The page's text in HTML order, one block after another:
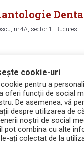
cookie-uri
pentru a
oferi funcții de social
De asemenea, vă
despre utilizarea de
noștri de social
pot combina cu alte
ați colectat de la
nr.4A, sector 1, Bucuresti
Dental Progress
urilor
dinti